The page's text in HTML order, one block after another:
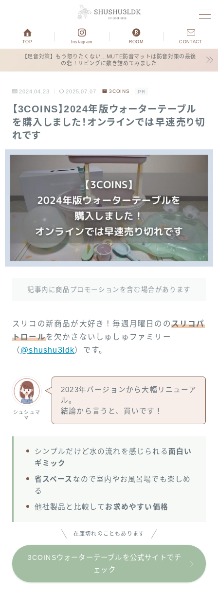
MENU
運営者プロフィール
子育て
お得情報
ブログ×仕事
お気に入り
プライバシーポリシー
TOP Instagram ROOM CONTACT
【足音対策】もう怒りたくない…MUTE防音マットは防音対策の最後
の砦！リビングに敷き詰めてみました
2024.04.23 2025.07.07 3COINS PR
【3COINS】2024年版ウォーターテーブル
を購入しました！オンラインでは早速売り切
れです
記事内に商品プロモーションを含む場合があります
スリコの新商品が大好き！毎週月曜日ののスリコパ
トロールを欠かさないしゅしゅファミリー
（ @shushu3ldk）です。
シュシュマ
マ
2023年バージョンから大幅リニューア
ル。
結論から言うと、買いです！
シンプルだけど水の流れを感じられる面白い
ギミック
省スペース なので室内やお風呂場でも楽しめ
る
他社製品と比較して お求めやすい価格
在庫切れのこともあります
3COINSウォーターテーブルを公式サイトでチ
ェック